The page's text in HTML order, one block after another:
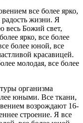
все более ярко,
жизни. Я
весь Божий свет,
ярко, все более
более юной, все
красавицей.
молодая, все более
организма
юными. Все ткани,
возрождают 16-
строение. Я все